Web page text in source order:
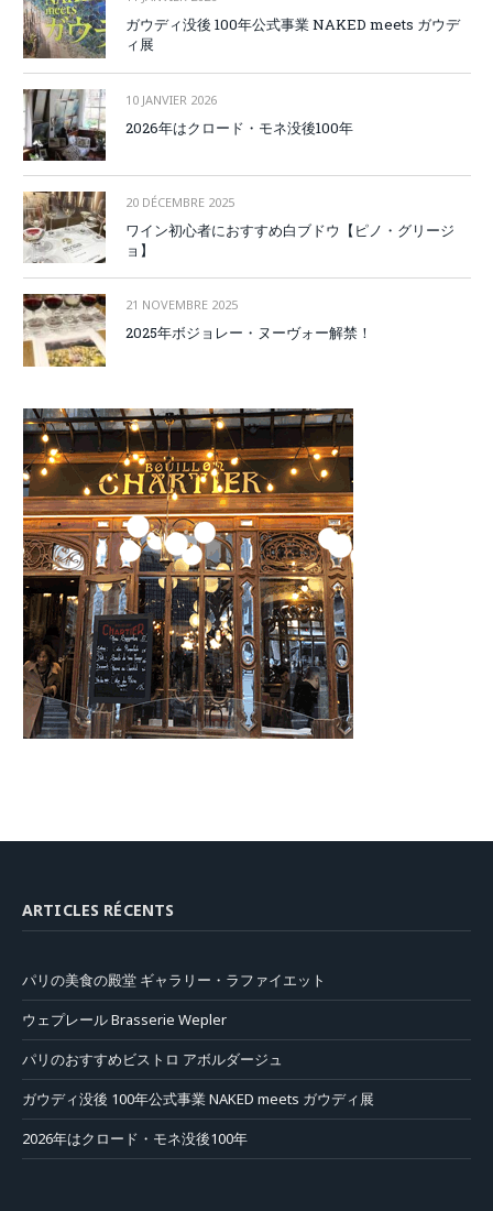
ガウディ没後 100年公式事業 NAKED meets ガウデ
ィ展
10 JANVIER 2026
2026年はクロード・モネ没後100年
20 DÉCEMBRE 2025
ワイン初心者におすすめ白ブドウ【ピノ・グリージ
ョ】
21 NOVEMBRE 2025
2025年ボジョレー・ヌーヴォー解禁！
ARTICLES RÉCENTS
パリの美食の殿堂 ギャラリー・ラファイエット
ウェプレール Brasserie Wepler
パリのおすすめビストロ アボルダージュ
ガウディ没後 100年公式事業 NAKED meets ガウディ展
2026年はクロード・モネ没後100年